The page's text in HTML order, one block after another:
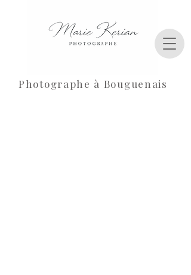
Photographe à Bouguenais